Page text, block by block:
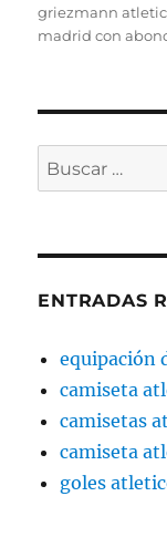
el
griezmann
madrid con
Buscar
por:
ENTRADAS
equipación
camiseta
camisetas
camiseta
goles